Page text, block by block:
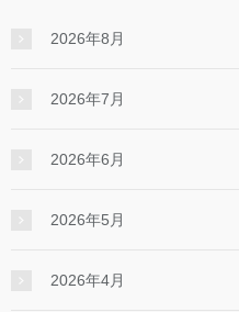
2026年8月
2026年7月
2026年6月
2026年5月
2026年4月